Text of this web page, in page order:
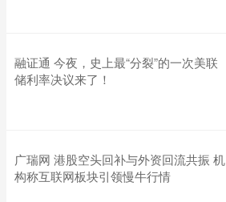
融证通 今夜，史上最“分裂”的一次美联
储利率决议来了！
广瑞网 港股空头回补与外资回流共振 机
构称互联网板块引领慢牛行情